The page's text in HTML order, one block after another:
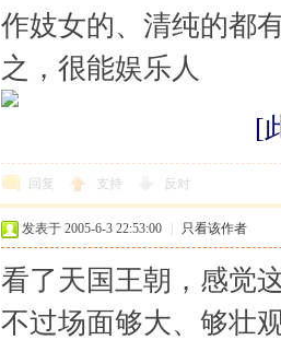
作妓女的、清纯的都
之，很能娱乐人
[
回复 支持 反对
发表于 2005-6-3 22:53:00 只看该作者
看了天国王朝，感觉
不过场面够大、够壮